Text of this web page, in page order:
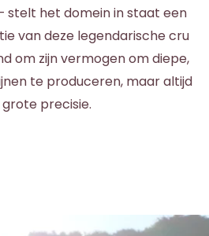
stelt het domein in staat een
van deze legendarische cru
om zijn vermogen om diepe,
te produceren, maar altijd
precisie.